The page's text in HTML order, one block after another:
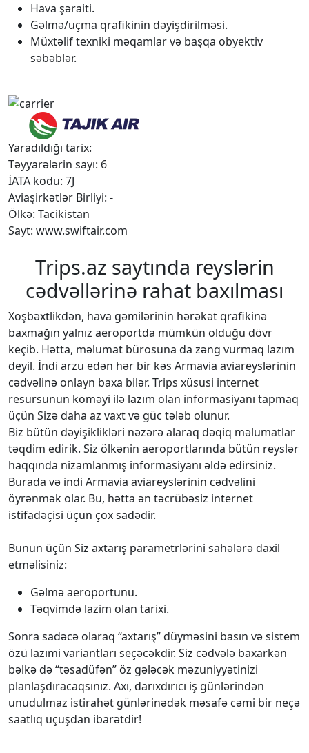
Hava şəraiti.
Gəlmə/uçma qrafikinin dəyişdirilməsi.
Müxtəlif texniki məqamlar və başqa obyektiv
səbəblər.
Yaradıldığı tarix:
Təyyarələrin sayı: 6
İATA kodu: 7J
Aviaşirkətlər Birliyi: -
Ölkə: Tacikistan
Sayt: www.swiftair.com
Trips.az saytında reyslərin
cədvəllərinə rahat baxılması
Xoşbəxtlikdən, hava gəmilərinin hərəkət qrafikinə
baxmağın yalnız aeroportda mümkün olduğu dövr
keçib. Hətta, məlumat bürosuna da zəng vurmaq lazım
deyil. İndi arzu edən hər bir kəs Armavia aviareyslərinin
cədvəlinə onlayn baxa bilər. Trips xüsusi internet
resursunun köməyi ilə lazım olan informasiyanı tapmaq
üçün Sizə daha az vaxt və güc tələb olunur.
Biz bütün dəyişiklikləri nəzərə alaraq dəqiq məlumatlar
təqdim edirik. Siz ölkənin aeroportlarında bütün reyslər
haqqında nizamlanmış informasiyanı əldə edirsiniz.
Burada və indi Armavia aviareyslərinin cədvəlini
öyrənmək olar. Bu, hətta ən təcrübəsiz internet
istifadəçisi üçün çox sadədir.
Bunun üçün Siz axtarış parametrlərini sahələrə daxil
etməlisiniz:
Gəlmə aeroportunu.
Təqvimdə lazim olan tarixi.
Sonra sadəcə olaraq “axtarış” düyməsini basın və sistem
özü lazımi variantları seçəcəkdir. Siz cədvələ baxarkən
bəlkə də “təsadüfən” öz gələcək məzuniyyətinizi
planlaşdıracaqsınız. Axı, darıxdırıcı iş günlərindən
unudulmaz istirahət günlərinədək məsafə cəmi bir neçə
saatlıq uçuşdan ibarətdir!